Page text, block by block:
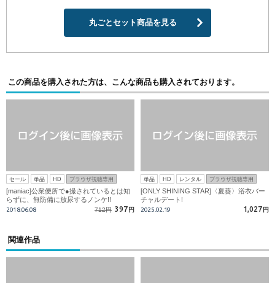
丸ごとセット商品を見る
この商品を購入された方は、こんな商品も購入されております。
セール 単品 HD ブラウザ視聴専用
[maniac]公衆便所で●撮されているとは知
らずに、無防備に放尿するノンケ!!
2018.06.08 712円 397 円
単品 HD レンタル ブラウザ視聴専用
[ONLY SHINING STAR]〈夏葵〉浴衣バー
チャルデート!
2025.02.19 1,027 円
関連作品